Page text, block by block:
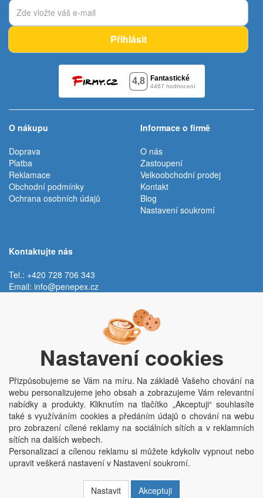
Přihlásit
O nákupu
Doprava
Platba
Reklamace
Obchodní podmínky
Ochrana osobních údajů
Informace o firmě
O nás
Zastoupení
Velkoobchodní prodej
Kontakt
Blog
Nastavení soukromí
Kontaktujte nás
Tel.: +420 728 706 343
Email: info@penepex.cz
Trávník 2076, 686 03 Staré Město
Copyright © Penepex s.r.o. 2025, powered byABRA E-shop
Penepex s.r.o., Za Špicí 1798, 686 03 Staré Město; IČO: 03220923; DIČ:
CZ03220923; zápis do obchodního rejstříku dne 22. 7. 2014, krajský soud v
Brně oddíl C, vložka 84002
Nastavení cookies
Přizpůsobujeme se Vám na míru. Na základě Vašeho chování na
webu personalizujeme jeho obsah a zobrazujeme Vám relevantní
nabídky a produkty. Kliknutím na tlačítko „Akceptuji“ souhlasíte
také s využíváním cookies a předáním údajů o chování na webu
pro zobrazení cílené reklamy na sociálních sítích a v reklamních
sítích na dalších webech.
Personalizaci a cílenou reklamu si můžete kdykoliv vypnout nebo
upravit veškerá nastavení v Nastavení soukromí.
Nastavit Akceptuji